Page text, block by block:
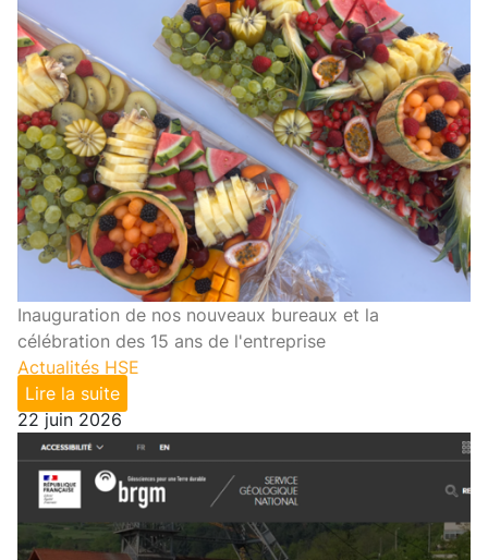
Inauguration de nos nouveaux bureaux et la
célébration des 15 ans de l'entreprise
Actualités HSE
Lire la suite
22 juin 2026